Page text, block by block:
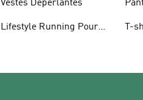
Vestes Déperlantes
Lifestyle Running Pour
T-